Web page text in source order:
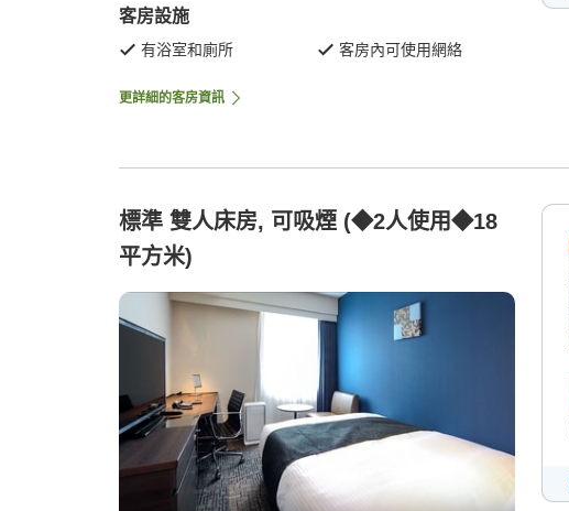
客房設施
有浴室和廁所 客房內可使用網絡
更詳細的客房資訊
標準 雙人床房, 可吸煙 (◆2人使用◆18
平方米)